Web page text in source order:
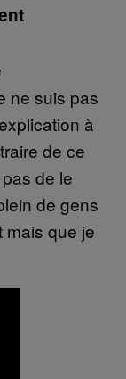
ne suis pas
à
de ce
de le
de gens
mais que je